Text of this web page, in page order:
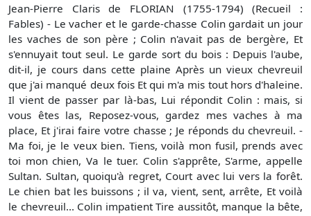
Jean-Pierre Claris de FLORIAN (1755-1794) (Recueil :
Fables) - Le vacher et le garde-chasse Colin gardait un jour
les vaches de son père ; Colin n'avait pas de bergère, Et
s'ennuyait tout seul. Le garde sort du bois : Depuis l'aube,
dit-il, je cours dans cette plaine Après un vieux chevreuil
que j'ai manqué deux fois Et qui m'a mis tout hors d'haleine.
Il vient de passer par là-bas, Lui répondit Colin : mais, si
vous êtes las, Reposez-vous, gardez mes vaches à ma
place, Et j'irai faire votre chasse ; Je réponds du chevreuil. -
Ma foi, je le veux bien. Tiens, voilà mon fusil, prends avec
toi mon chien, Va le tuer. Colin s'apprête, S'arme, appelle
Sultan. Sultan, quoiqu'à regret, Court avec lui vers la forêt.
Le chien bat les buissons ; il va, vient, sent, arrête, Et voilà
le chevreuil... Colin impatient Tire aussitôt, manque la bête,